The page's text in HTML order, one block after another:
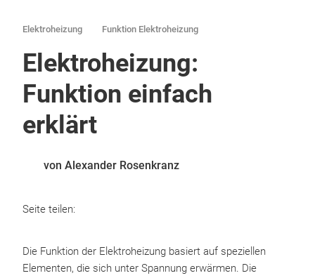
Elektroheizung Funktion Elektroheizung
Elektroheizung:
Funktion einfach
erklärt
von Alexander Rosenkranz
Seite teilen:
Die Funktion der Elektroheizung basiert auf speziellen
Elementen, die sich unter Spannung erwärmen. Die